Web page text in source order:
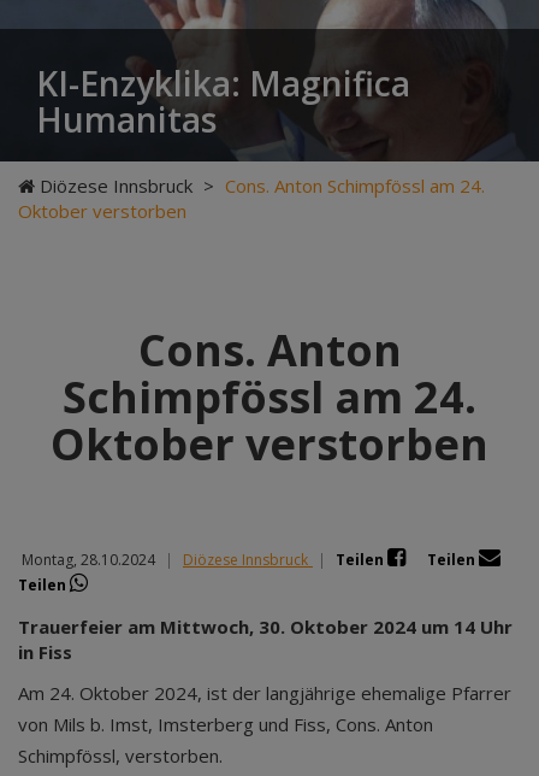
KI-Enzyklika: Magnifica
Humanitas
Diözese Innsbruck > Cons. Anton Schimpfössl am 24.
Oktober verstorben
Cons. Anton
Schimpfössl am 24.
Oktober verstorben
Montag, 28.10.2024 | Diözese Innsbruck | Teilen
Teilen
Teilen
Trauerfeier am Mittwoch, 30. Oktober 2024 um 14 Uhr
in Fiss
Am 24. Oktober 2024, ist der langjährige ehemalige Pfarrer
von Mils b. Imst, Imsterberg und Fiss, Cons. Anton
Schimpfössl, verstorben.